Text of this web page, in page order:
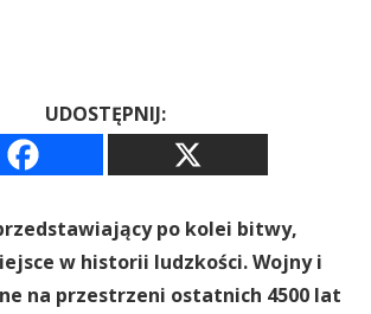
UDOSTĘPNIJ:
po kolei bitwy,
w historii ludzkości. Wojny i
na przestrzeni ostatnich 4500 lat